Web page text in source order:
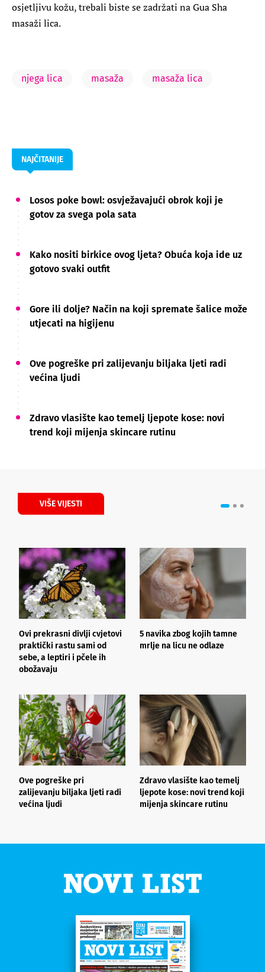
osjetljivu kožu, trebali biste se zadržati na Gua Sha
masaži lica.
njega lica masaža masaža lica
NAJČITANIJE
Losos poke bowl: osvježavajući obrok koji je
gotov za svega pola sata
Kako nositi birkice ovog ljeta? Obuća koja ide uz
gotovo svaki outfit
Gore ili dolje? Način na koji spremate šalice može
utjecati na higijenu
Ove pogreške pri zalijevanju biljaka ljeti radi
većina ljudi
Zdravo vlasište kao temelj ljepote kose: novi
trend koji mijenja skincare rutinu
VIŠE VIJESTI
Ovi prekrasni divlji cvjetovi
praktički rastu sami od
sebe, a leptiri i pčele ih
obožavaju
5 navika zbog kojih tamne
mrlje na licu ne odlaze
Ove pogreške pri
zalijevanju biljaka ljeti radi
većina ljudi
Zdravo vlasište kao temelj
ljepote kose: novi trend koji
mijenja skincare rutinu